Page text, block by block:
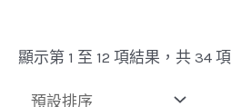
顯示第 1 至 12 項結果，共 34 項